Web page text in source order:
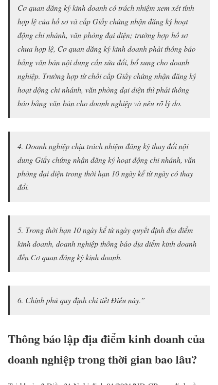
Cơ quan đăng ký kinh doanh có trách nhiệm xem xét tính
hợp lệ của hồ sơ và cấp Giấy chứng nhận đăng ký hoạt
động chi nhánh, văn phòng đại diện; trường hợp hồ sơ
chưa hợp lệ, Cơ quan đăng ký kinh doanh phải thông báo
bằng văn bản nội dung cần sửa đổi, bổ sung cho doanh
nghiệp. Trường hợp từ chối cấp Giấy chứng nhận đăng ký
hoạt động chi nhánh, văn phòng đại diện thì phải thông
báo bằng văn bản cho doanh nghiệp và nêu rõ lý do.
4. Doanh nghiệp chịu trách nhiệm đăng ký thay đổi nội
dung Giấy chứng nhận đăng ký hoạt động chi nhánh, văn
phòng đại diện trong thời hạn 10 ngày kể từ ngày có thay
đổi.
5. Trong thời hạn 10 ngày kể từ ngày quyết định địa điểm
kinh doanh, doanh nghiệp thông báo địa điểm kinh doanh
đến Cơ quan đăng ký kinh doanh.
6. Chính phủ quy định chi tiết Điều này.”
Thông báo lập địa điểm kinh doanh của
doanh nghiệp trong thời gian bao lâu?